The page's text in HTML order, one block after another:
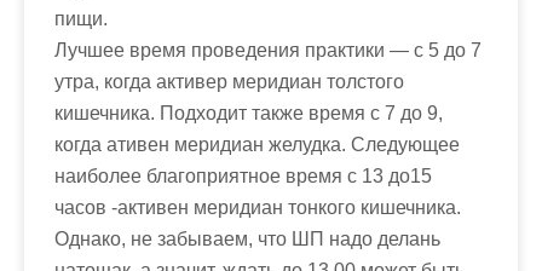
пищи.
Лучшее время проведения практики — c 5 до 7
утра, когда активер меридиан толстого
кишечника. Подходит также время с 7 до 9,
когда ативен меридиан желудка. Следующее
наиболее благоприятное время с 13 до15
часов -активен меридиан тонкого кишечника.
Однако, не забываем, что ШП надо делань